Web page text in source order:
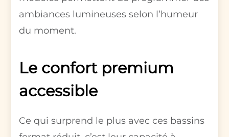
ambiances lumineuses selon l’humeur
du moment.
Le confort premium
accessible
Ce qui surprend le plus avec ces bassins